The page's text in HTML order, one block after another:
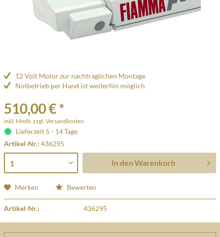
12 Volt Motor zur nachträglichen Montage
Notbetrieb per Hand ist weiterhin möglich
510,00 € *
inkl. MwSt. zzgl. Versandkosten
Lieferzeit 5 - 14 Tage
Artikel-Nr.: 436295
In den Warenkorb
Merken Bewerten
Artikel-Nr.: 436295